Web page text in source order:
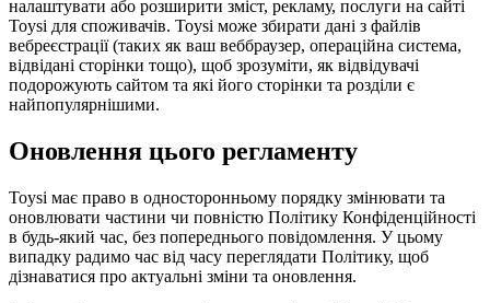
налаштувати або розширити зміст, рекламу, послуги на сайті
Toysi для споживачів. Toysi може збирати дані з файлів
вебреєстрації (таких як ваш веббраузер, операційна система,
відвідані сторінки тощо), щоб зрозуміти, як відвідувачі
подорожують сайтом та які його сторінки та розділи є
найпопулярнішими.
Оновлення цього регламенту
Toysi має право в односторонньому порядку змінювати та
оновлювати частини чи повністю Політику Конфіденційності
в будь-який час, без попереднього повідомлення. У цьому
випадку радимо час від часу переглядати Політику, щоб
дізнаватися про актуальні зміни та оновлення.